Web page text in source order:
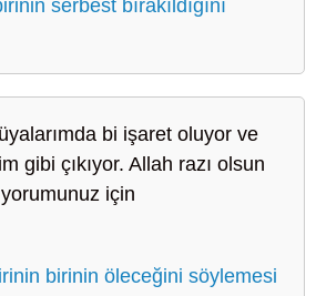
serbest bırakıldığını
bi işaret oluyor ve
gibi çıkıyor. Allah razı olsun
için
birinin öleceğini söylemesi